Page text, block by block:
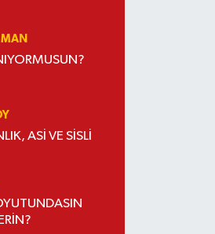
ASİ VE SİSLİ